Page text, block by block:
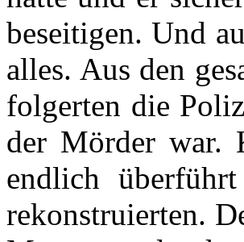
beseitigen. Und
alles. Aus den
folgerten die
der Mörder war.
endlich
rekonstruierten.